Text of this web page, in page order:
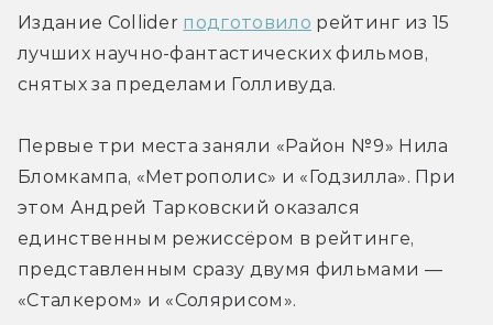
Издание Collider подготовило рейтинг из 15
лучших научно-фантастических фильмов,
снятых за пределами Голливуда.
Первые три места заняли «Район №9» Нила
Бломкампа, «Метрополис» и «Годзилла». При
этом Андрей Тарковский оказался
единственным режиссёром в рейтинге,
представленным сразу двумя фильмами —
«Сталкером» и «Солярисом».